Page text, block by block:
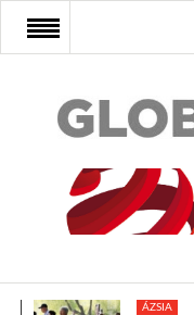
FŐOLDAL
AFRIKA
ÁZSIA